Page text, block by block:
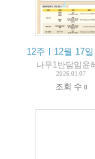
12주ㅣ12월 17
나무1반담임윤
2026.01.07
조회 수 0